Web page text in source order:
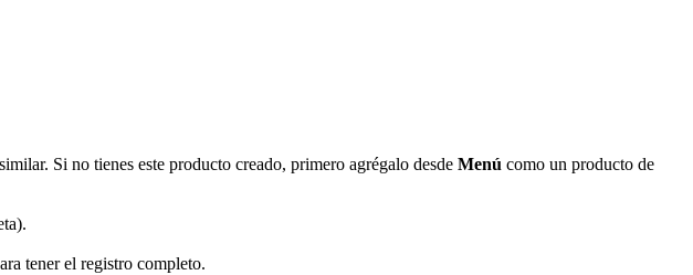
Si no tienes este producto creado, primero agrégalo desde Menú como un producto de
tener el registro completo.